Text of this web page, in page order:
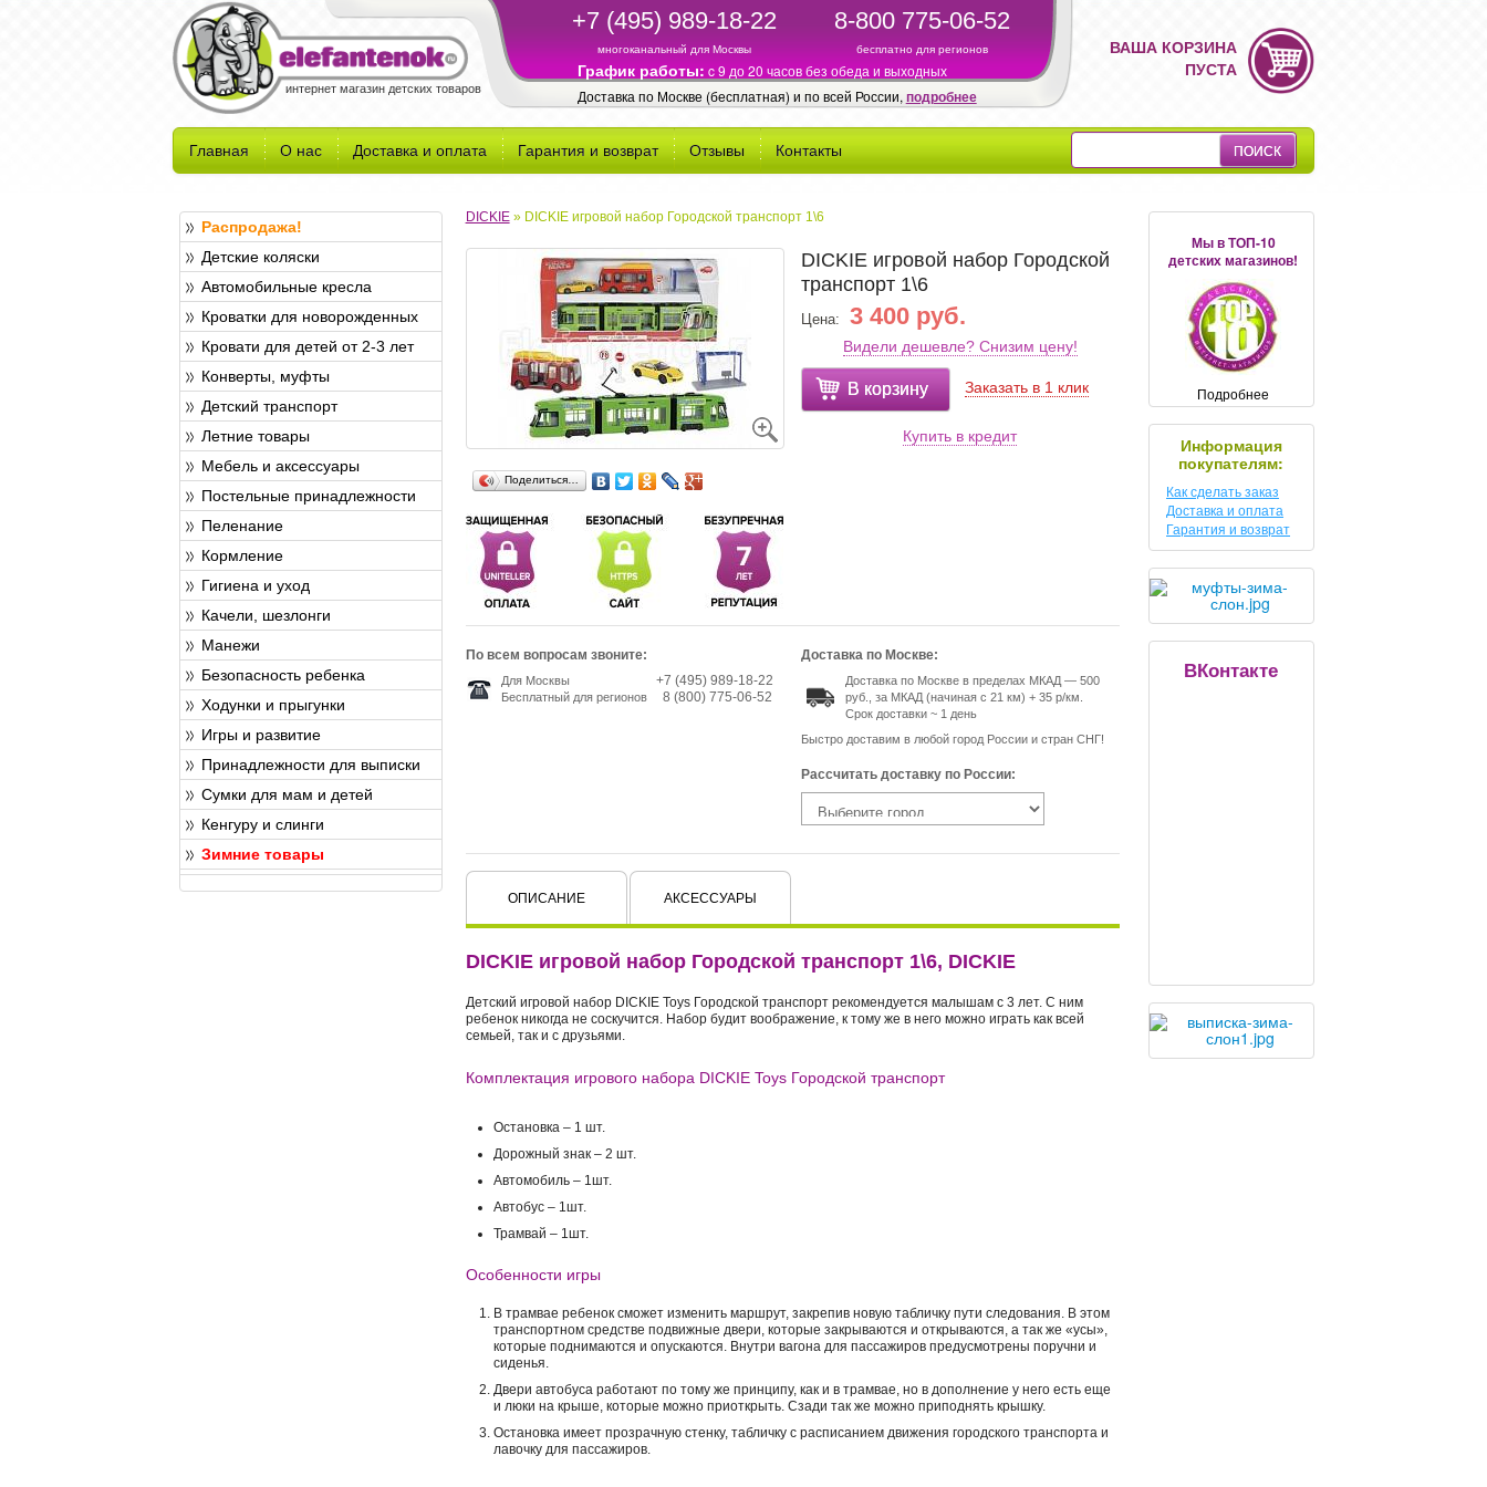
интернет магазин детских товаров
+7 (495) 989-18-22
многоканальный для Москвы
8-800 775-06-52
бесплатно для регионов
График работы: c 9 до 20 часов без обеда и выходных
Доставка по Москве (бесплатная) и по всей России, подробнее
ВАША КОРЗИНА
ПУСТА
Главная О нас Доставка и оплата Гарантия и возврат Отзывы Контакты
Распродажа!
Детские коляски
Автомобильные кресла
Кроватки для новорожденных
Кровати для детей от 2-3 лет
Конверты, муфты
Детский транспорт
Летние товары
Мебель и аксессуары
Постельные принадлежности
Пеленание
Кормление
Гигиена и уход
Качели, шезлонги
Манежи
Безопасность ребенка
Ходунки и прыгунки
Игры и развитие
Принадлежности для выписки
Сумки для мам и детей
Кенгуру и слинги
Зимние товары
DICKIE» DICKIE игровой набор Городской транспорт 1\6
Поделиться…
DICKIE игровой набор Городской
транспорт 1\6
Цена: 3 400 руб.
Видели дешевле? Снизим цену!
В корзину Заказать в 1 клик
Купить в кредит
По всем вопросам звоните:
Для Москвы
Бесплатный для регионов
+7 (495) 989-18-22
8 (800) 775-06-52
Доставка по Москве:
Доставка по Москве в пределах МКАД — 500
руб., за МКАД (начиная с 21 км) + 35 р/км.
Срок доставки ~ 1 день
Быстро доставим в любой город России и стран СНГ!
Рассчитать доставку по России:
ОПИСАНИЕ АКСЕССУАРЫ
DICKIE игровой набор Городской транспорт 1\6, DICKIE
Детский игровой набор DICKIE Toys Городской транспорт рекомендуется малышам с 3 лет. С ним
ребенок никогда не соскучится. Набор будит воображение, к тому же в него можно играть как всей
семьей, так и с друзьями.
Комплектация игрового набора DICKIE Toys Городской транспорт
Остановка – 1 шт.
Дорожный знак – 2 шт.
Автомобиль – 1шт.
Автобус – 1шт.
Трамвай – 1шт.
Особенности игры
В трамвае ребенок сможет изменить маршрут, закрепив новую табличку пути следования. В этом
транспортном средстве подвижные двери, которые закрываются и открываются, а так же «усы»,
которые поднимаются и опускаются. Внутри вагона для пассажиров предусмотрены поручни и
сиденья.
Двери автобуса работают по тому же принципу, как и в трамвае, но в дополнение у него есть еще
и люки на крыше, которые можно приоткрыть. Сзади так же можно приподнять крышку.
Остановка имеет прозрачную стенку, табличку с расписанием движения городского транспорта и
лавочку для пассажиров.
Мы в ТОП-10
детских магазинов!
Подробнее
Информация
покупателям:
Как сделать заказ
Доставка и оплата
Гарантия и возврат
ВКонтакте